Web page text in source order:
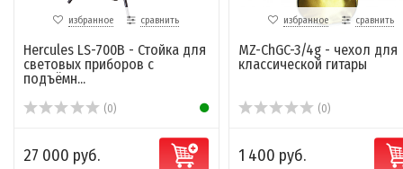
избранное сравнить
Hercules LS-700B - Стойка для
световых приборов с
подъёмн...
(0)
27 000 руб.
избранное сравнить
MZ-ChGC-3/4g - чехол для
классической гитары
(0)
1 400 руб.